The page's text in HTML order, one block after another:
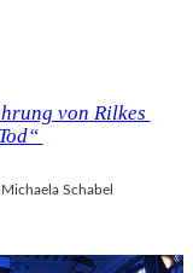
von Rilkes
Michaela Schabel